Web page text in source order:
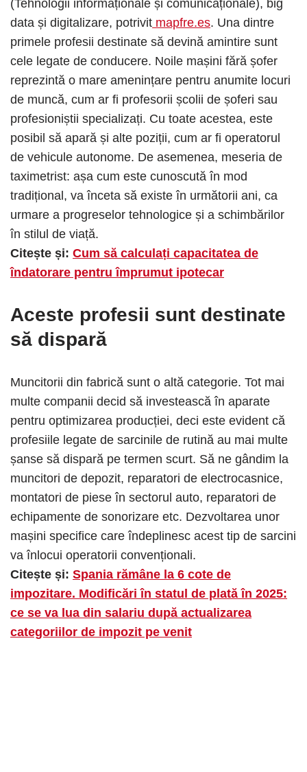
(Tehnologii informaționale și comunicaționale), big
data și digitalizare, potrivit mapfre.es. Una dintre
primele profesii destinate să devină amintire sunt
cele legate de conducere. Noile mașini fără șofer
reprezintă o mare amenințare pentru anumite locuri
de muncă, cum ar fi profesorii școlii de șoferi sau
profesioniștii specializați. Cu toate acestea, este
posibil să apară și alte poziții, cum ar fi operatorul
de vehicule autonome. De asemenea, meseria de
taximetrist: așa cum este cunoscută în mod
tradițional, va înceta să existe în următorii ani, ca
urmare a progreselor tehnologice și a schimbărilor
în stilul de viață.
Citește și: Cum să calculați capacitatea de
îndatorare pentru împrumut ipotecar
Aceste profesii sunt destinate
să dispară
Muncitorii din fabrică sunt o altă categorie. Tot mai
multe companii decid să investească în aparate
pentru optimizarea producției, deci este evident că
profesiile legate de sarcinile de rutină au mai multe
șanse să dispară pe termen scurt. Să ne gândim la
muncitori de depozit, reparatori de electrocasnice,
montatori de piese în sectorul auto, reparatori de
echipamente de sonorizare etc. Dezvoltarea unor
mașini specifice care îndeplinesc acest tip de sarcini
va înlocui operatorii convenționali.
Citește și: Spania rămâne la 6 cote de
impozitare. Modificări în statul de plată în 2025:
ce se va lua din salariu după actualizarea
categoriilor de impozit pe venit